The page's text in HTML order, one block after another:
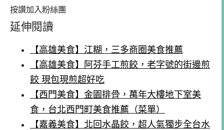
按讚加入粉絲團
延伸閱讀
【高雄美食】江糊，三多商圈美食推薦
【高雄美食】阿芬手工煎餃，老字號的街邊煎
餃 現包現煎超好吃
【西門美食】金園排骨，萬年大樓地下室美
食，台北西門町美食推薦（菜單）
【嘉義美食】北回水晶餃，超人氣獨步全台水